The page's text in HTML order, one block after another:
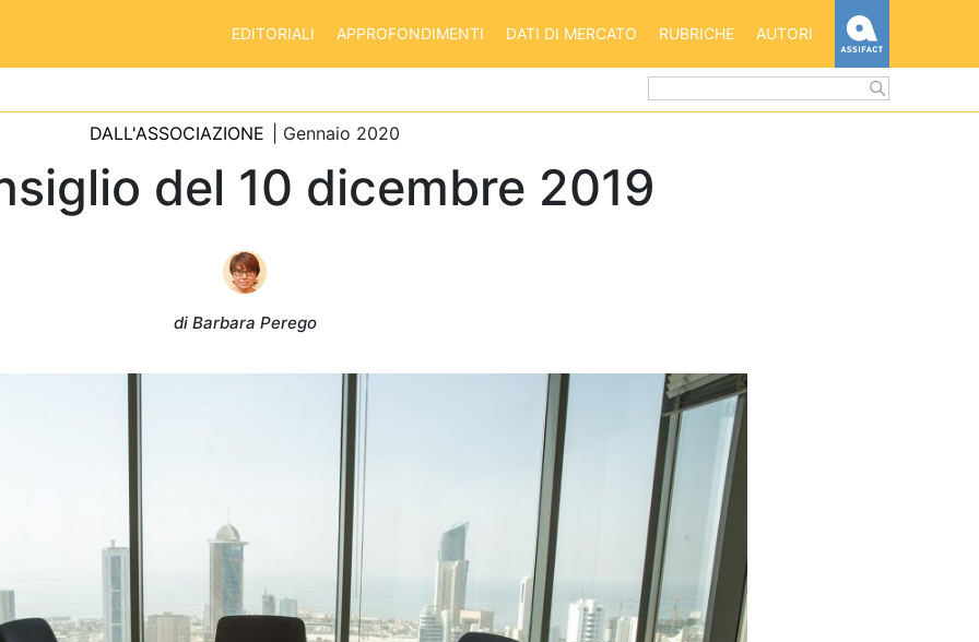
EDITORIALI APPROFONDIMENTI DATI DI MERCATO RUBRICHE AUTORI
HOME
ASSIFACT
DALL'ASSOCIAZIONE | Gennaio 2020
del 10 dicembre 2019
di Barbara Perego